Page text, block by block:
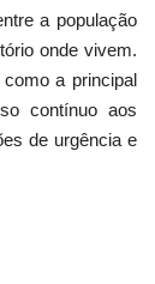
a população
onde vivem.
a principal
contínuo aos
de urgência e